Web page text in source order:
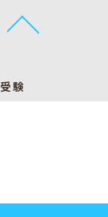
受験